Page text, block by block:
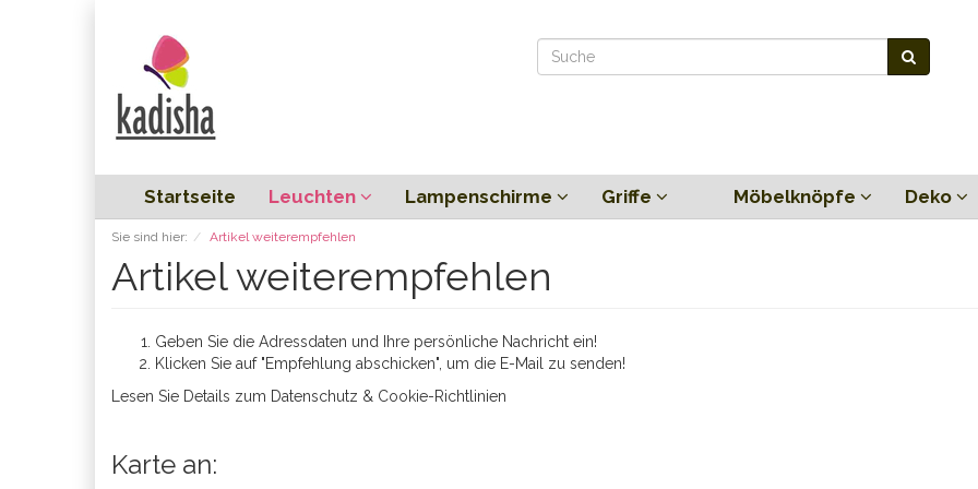
Startseite Leuchten Lampenschirme Griffe Möbelknöpfe Deko
Sie sind hier: Artikel weiterempfehlen
Artikel weiterempfehlen
Geben Sie die Adressdaten und Ihre persönliche Nachricht ein!
Klicken Sie auf "Empfehlung abschicken", um die E-Mail zu senden!
Lesen Sie Details zum Datenschutz & Cookie-Richtlinien
Karte an: